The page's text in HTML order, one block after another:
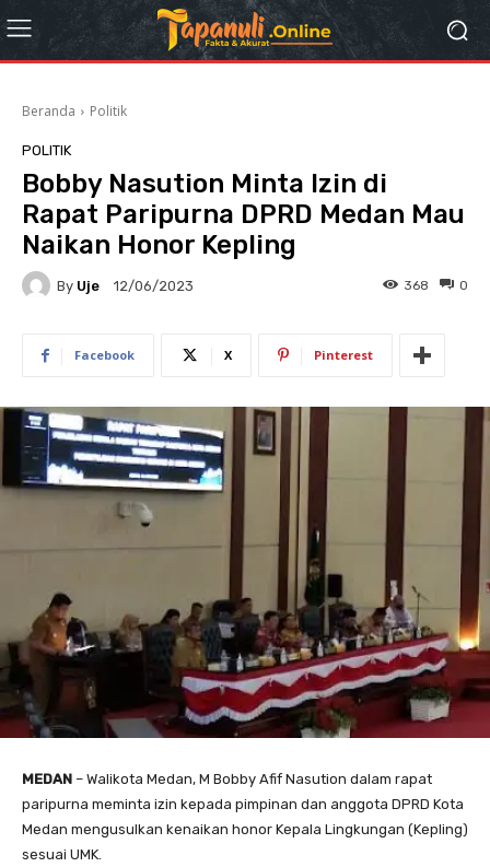
Beranda Politik
POLITIK
Bobby Nasution Minta Izin di
Rapat Paripurna DPRD Medan Mau
Naikan Honor Kepling
By Uje 12/06/2023 0
368
Facebook X Pinterest
MEDAN – Walikota Medan, M Bobby Afif Nasution dalam rapat
paripurna meminta izin kepada pimpinan dan anggota DPRD Kota
Medan mengusulkan kenaikan honor Kepala Lingkungan (Kepling)
sesuai UMK.